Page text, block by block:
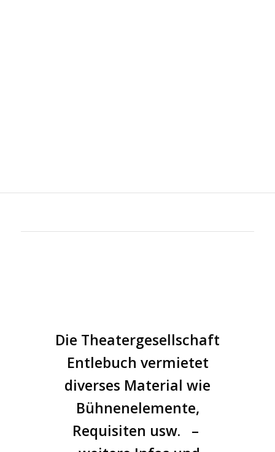
Die Theatergesellschaft
Entlebuch vermietet
diverses Material wie
Bühnenelemente,
Requisiten usw. –